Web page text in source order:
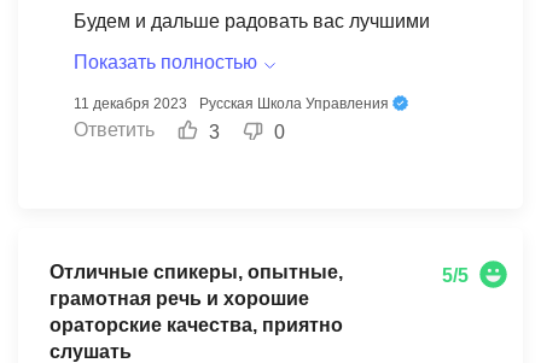
создания благоприятной рабочей среды, где
эффективное управление персоналом не
ограничивается только техническими навыками,
которые давали возможность применить
полученные знания в реальных ситуациях. Это
помогло нам закрепить свои навыки и
Будем и дальше радовать вас лучшими
предложениями
Показать полностью
11 декабря 2023 Русская Школа Управления
Ответить 3 0
Отличные спикеры, опытные,
грамотная речь и хорошие
ораторские качества, приятно
слушать
5/5